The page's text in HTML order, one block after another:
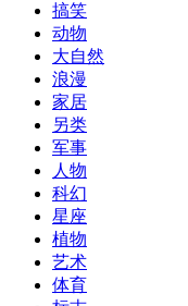
搞笑
动物
大自然
浪漫
家居
另类
军事
人物
科幻
星座
植物
艺术
体育